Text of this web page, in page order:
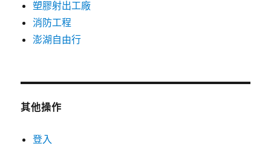
塑膠射出工廠
消防工程
澎湖自由行
其他操作
登入